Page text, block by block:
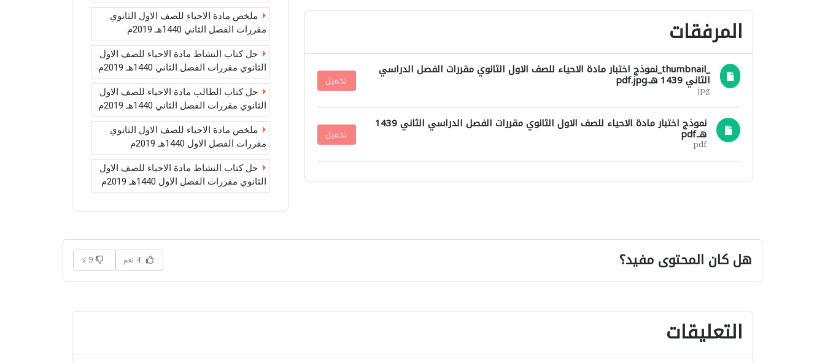
المرفقات
_thumbnail_نموذج اختبار مادة الاحياء للصف الاول الثانوي مقررات الفصل الدراسي
الثاني 1439 هـ.pdf.jpg
jpg
تحميل
نموذج اختبار مادة الاحياء للصف الاول الثانوي مقررات الفصل الدراسي الثاني 1439
هـ.pdf
pdf
تحميل
ملخص مادة الاحياء للصف الاول الثانوي
مقررات الفصل الثاني 1440هـ 2019م
حل كتاب النشاط مادة الاحياء للصف الاول
الثانوي مقررات الفصل الثاني 1440هـ 2019م
حل كتاب الطالب مادة الاحياء للصف الاول
الثانوي مقررات الفصل الثاني 1440هـ 2019م
ملخص مادة الاحياء للصف الاول الثانوي
مقررات الفصل الاول 1440هـ 2019م
حل كتاب النشاط مادة الاحياء للصف الاول
الثانوي مقررات الفصل الاول 1440هـ 2019م
هل كان المحتوى مفيد؟ 4 نعم 9 لا
التعليقات